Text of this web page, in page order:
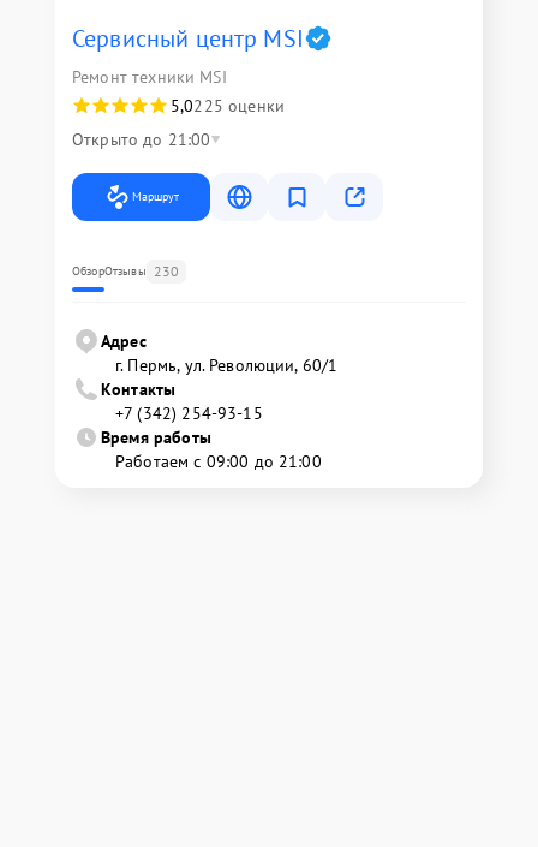
Сервисный центр MSI
Ремонт техники MSI
5,0225 оценки
Открыто до 21:00
Маршрут
ОбзорОтзывы 230
Адрес
г. Пермь, ул. ​Революции, 60/1
Контакты
+7 (342) 254-93-15
Время работы
Работаем с 09:00 до 21:00